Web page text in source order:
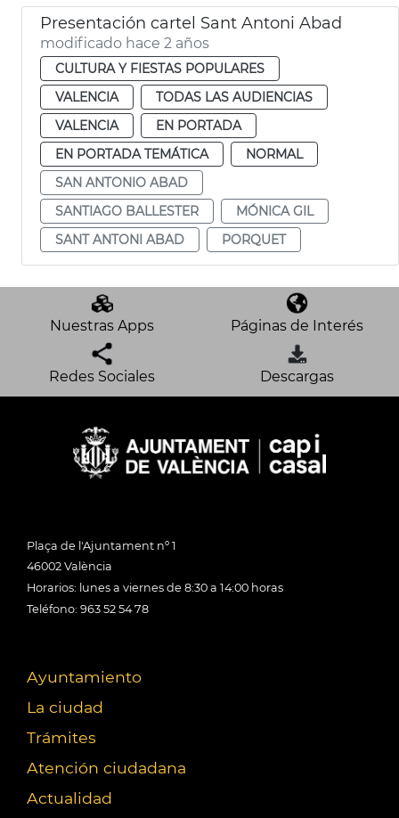
Presentación cartel Sant Antoni Abad
modificado hace 2 años
CULTURA Y FIESTAS POPULARES
VALENCIA
TODAS LAS AUDIENCIAS
VALENCIA
EN PORTADA
EN PORTADA TEMÁTICA
NORMAL
SAN ANTONIO ABAD
SANTIAGO BALLESTER
MÓNICA GIL
SANT ANTONI ABAD
PORQUET
Nuestras Apps Páginas de Interés
Redes Sociales Descargas
Plaça de l'Ajuntament nº 1
46002 València
Horarios: lunes a viernes de 8:30 a 14:00 horas
Teléfono: 963 52 54 78
Ayuntamiento
La ciudad
Trámites
Atención ciudadana
Actualidad